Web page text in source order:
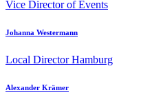
Vice Director of Events
Johanna Westermann
Local Director Hamburg
Alexander Krämer